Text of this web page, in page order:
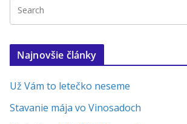
Najnovšie články
Už Vám to letečko neseme
Stavanie mája vo Vinosadoch